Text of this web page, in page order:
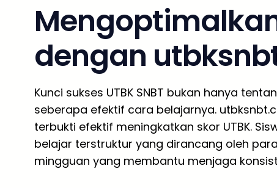
dengan
Kunci sukses UTBK SNBT bukan hanya
seberapa efektif cara belajarnya.
terbukti efektif meningkatkan skor UTBK.
belajar terstruktur yang dirancang oleh
mingguan yang membantu menjaga